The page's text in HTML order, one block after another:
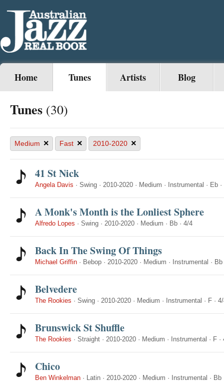
Home Tunes Artists Blog
Tunes (30)
Medium × Fast × 2010-2020 ×
41 St Nick
Angela Davis · Swing · 2010-2020 · Medium · Instrumental · Eb ·
A Monk's Month is the Lonliest Sphere
Alfredo Lopes · Swing · 2010-2020 · Medium · Bb · 4/4
Back In The Swing Of Things
Michael Griffin · Bebop · 2010-2020 · Medium · Instrumental · Bb
Belvedere
The Rookies · Swing · 2010-2020 · Medium · Instrumental · F ·
Brunswick St Shuffle
The Rookies · Straight · 2010-2020 · Medium · Instrumental · F ·
Chico
Ben Winkelman · Latin · 2010-2020 · Medium · Instrumental · Bb